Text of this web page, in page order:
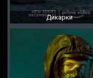
Дикарки